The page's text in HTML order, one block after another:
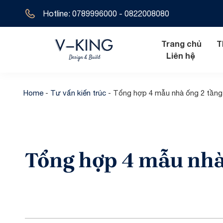
Hotline: 0789996000 - 0822008080
Trang chủ
Biệt thự cổ
Biệt thự 2
Nội thất cổ
Liên hệ
Home- Tư vấn kiến trúc- Tổng hợp 4 mẫu nhà ống 2
Tổng hợp 4 mẫu